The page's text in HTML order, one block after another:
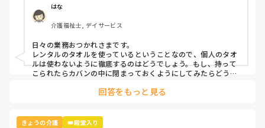
給ついて6カ月と言ってたから、この違いって何なんだろ
う。ケアしたいと思わないのかな。
この前、パッド交換に入った時、一緒に入った先輩が、体操
を回さないといけなかったので、側にいる未経験、無資格の
人に、あっ、お願いできますか、トランスのヘルプと頼みま
した。そしたら、あっ、私、そういう事は全く無理ですと言
えっ、有給発生していて6カ月経ってるのに、まだ何も教え
はな
介護福祉士, デイサービス
日々の業務おつかれさまです。
レンタルのタオルを使っているということなので、個人のタオ
ルは使わないように徹底するのはどうでしょう。もし、持って
こられたらカバンの中に閉まっておくようにしてみたらどうで
回答をもっと見る
きょうの介護 👑殿堂入り